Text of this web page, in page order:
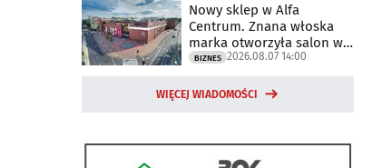
Nowy sklep w Alfa
Centrum. Znana włoska
marka otworzyła salon w
Białymstoku
BIZNES 2026.08.07 14:00
WIĘCEJ WIADOMOŚCI